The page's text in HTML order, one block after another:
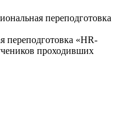
переподготовка
переподготовка «HR-
проходивших